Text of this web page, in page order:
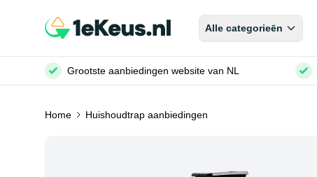
Alle categorieēn
Grootste aanbiedingen website van NL
Home Huishoudtrap aanbiedingen